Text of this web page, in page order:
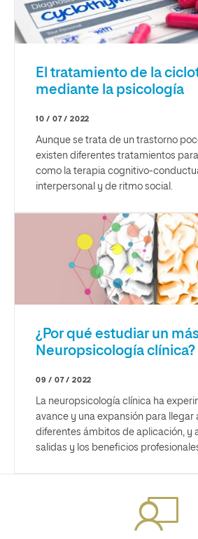
El tratamiento de la
mediante la psicología
10 / 07 / 2022
Aunque se trata de un trastorno
existen diferentes tratamientos
como la terapia cognitivo-
interpersonal y de ritmo social.
¿Por qué estudiar un
Neuropsicología clínica?
09 / 07 / 2022
La neuropsicología clínica ha
avance y una expansión para llegar
diferentes ámbitos de aplicación, y
salidas y los beneficios